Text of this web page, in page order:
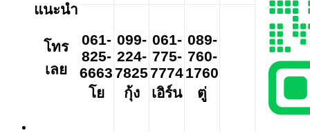
แนะนำ
โทร
เลย
061-
825-
6663
โย
099-
224-
7825
กุ้ง
061-
775-
7774
เอิร์น
089-
760-
1760
ตู่